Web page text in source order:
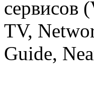
сервисов
TV,
Guide,